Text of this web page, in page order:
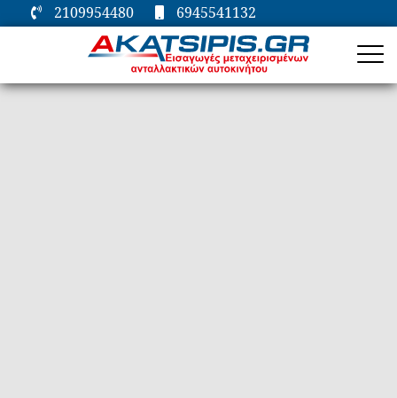
2109954480 6945541132